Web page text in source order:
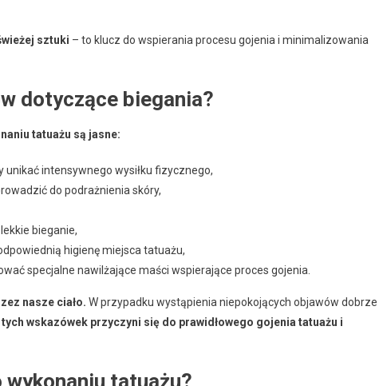
sztuki – to klucz do wspierania procesu gojenia i minimalizowania
dotyczące biegania?
tatuażu są jasne:
unikać intensywnego wysiłku fizycznego,
do podrażnienia skóry,
bieganie,
higienę miejsca tatuażu,
specjalne nawilżające maści wspierające proces gojenia.
nasze ciało. W przypadku wystąpienia niepokojących objawów dobrze
wskazówek przyczyni się do prawidłowego gojenia tatuażu i
tatuażu?